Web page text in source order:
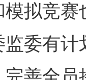
竞赛
委有